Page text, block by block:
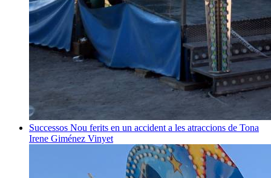
Successos Nou ferits en un accident a les atraccions de Tona
Irene Giménez Vinyet